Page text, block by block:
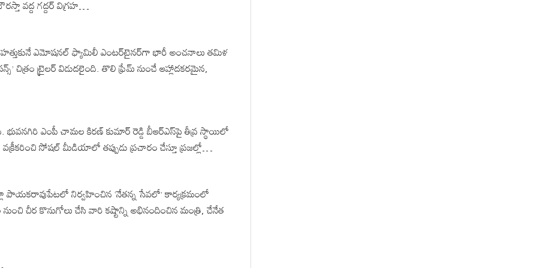
వద్ద గద్దర్ విగ్రహ…
హత్తుకునే ఎమోషనల్ ఫ్యామిలీ ఎంటర్‌టైనర్‌గా భారీ అంచనాలు తమిళ
చిత్రం ట్రైలర్ విడుదలైంది. తొలి ఫ్రేమ్ నుంచే ఆహ్లాదకరమైన,
ఎంపీ చామల కిరణ్ కుమార్ రెడ్డి బీఆర్ఎస్‌పై తీవ్ర స్థాయిలో
వక్రీకరించి సోషల్ మీడియాలో తప్పుడు ప్రచారం చేస్తూ ప్రజల్లో…
పాయకరావుపేటలో నిర్వహించిన ‘నేతన్న సేవలో’ కార్యక్రమంలో
చీర కొనుగోలు చేసి వారి కష్టాన్ని అభినందించిన మంత్రి, చేనేత